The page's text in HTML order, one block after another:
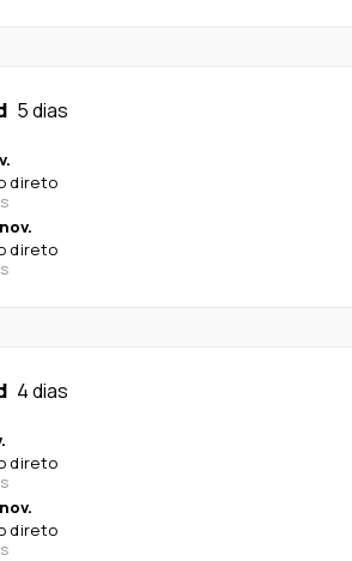
5 dias
direto
direto
4 dias
direto
direto